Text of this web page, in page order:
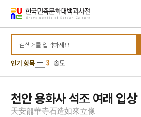
바로가기
바로가기
검색어를 입
인기 항목
10 김성일 종가 전적
1 가묘
2 농학
3 송도
4 황산벌전투
5 가야산 홍제암
6
계해반정가
천안 용화사 석조 여래 입상
天安龍華寺石造如來立像